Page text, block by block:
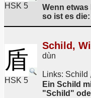
HSK 5
Wenn
so ist es
盾
HSK 5
Schild,
dùn
Links: Schild
Ein Schild
"Schild"